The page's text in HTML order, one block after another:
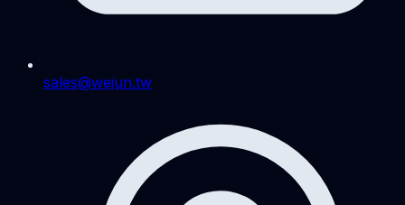
sales@wejun.tw